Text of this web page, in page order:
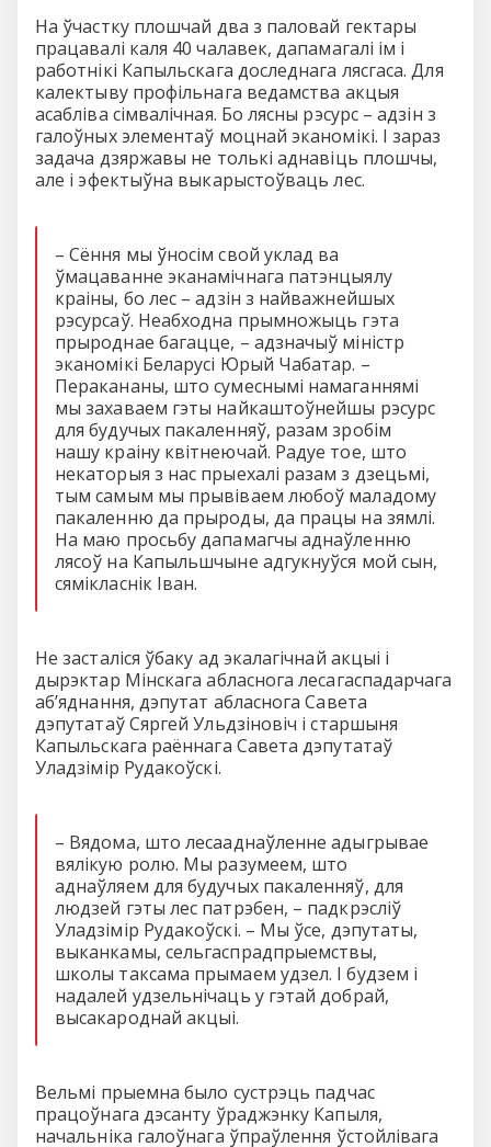
На ўчастку плошчай два з паловай гектары
працавалі каля 40 чалавек, дапамагалі ім і
работнікі Капыльскага доследнага лясгаса. Для
калектыву профільнага ведамства акцыя
асабліва сімвалічная. Бо лясны рэсурс – адзін з
галоўных элементаў моцнай эканомікі. І зараз
задача дзяржавы не толькі аднавіць плошчы,
але і эфектыўна выкарыстоўваць лес.
– Сёння мы ўносім свой уклад ва
ўмацаванне эканамічнага патэнцыялу
краіны, бо лес – адзін з найважнейшых
рэсурсаў. Неабходна прымножыць гэта
прыроднае багацце, – адзначыў міністр
эканомікі Беларусі Юрый Чабатар. –
Перакананы, што сумеснымі намаганнямі
мы захаваем гэты найкаштоўнейшы рэсурс
для будучых пакаленняў, разам зробім
нашу краіну квітнеючай. Радуе тое, што
некаторыя з нас прыехалі разам з дзецьмі,
тым самым мы прывіваем любоў маладому
пакаленню да прыроды, да працы на зямлі.
На маю просьбу дапамагчы аднаўленню
лясоў на Капыльшчыне адгукнуўся мой сын,
сямікласнік Іван.
Не засталіся ўбаку ад экалагічнай акцыі і
дырэктар Мінскага абласнога лесагаспадарчага
аб’яднання, дэпутат абласнога Савета
дэпутатаў Сяргей Ульдзіновіч і старшыня
Капыльскага раённага Савета дэпутатаў
Уладзімір Рудакоўскі.
– Вядома, што лесааднаўленне адыгрывае
вялікую ролю. Мы разумеем, што
аднаўляем для будучых пакаленняў, для
людзей гэты лес патрэбен, – падкрэсліў
Уладзімір Рудакоўскі. – Мы ўсе, дэпутаты,
выканкамы, сельгаспрадпрыемствы,
школы таксама прымаем удзел. І будзем і
надалей удзельнічаць у гэтай добрай,
высакароднай акцыі.
Вельмі прыемна было сустрэць падчас
працоўнага дэсанту ўраджэнку Капыля,
начальніка галоўнага ўпраўлення ўстойлівага